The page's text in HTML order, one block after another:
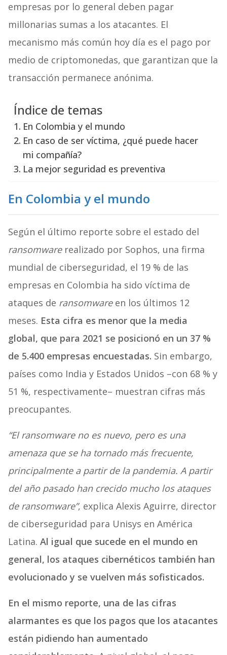
empresas por lo general deben pagar
millonarias sumas a los atacantes. El
mecanismo más común hoy día es el pago por
medio de criptomonedas, que garantizan que la
transacción permanece anónima.
Índice de temas
En Colombia y el mundo
En caso de ser víctima, ¿qué puede hacer
mi compañía?
La mejor seguridad es preventiva
En Colombia y el mundo
Según el último reporte sobre el estado del
ransomwarerealizado por Sophos, una firma
mundial de ciberseguridad, el 19 % de las
empresas en Colombia ha sido víctima de
ataques de ransomwareen los últimos 12
meses. Esta cifra es menor que la media
global, que para 2021 se posicionó en un 37 %
de 5.400 empresas encuestadas. Sin embargo,
países como India y Estados Unidos –con 68 % y
51 %, respectivamente– muestran cifras más
preocupantes.
“El ransomware no es nuevo, pero es una
amenaza que se ha tornado más frecuente,
principalmente a partir de la pandemia. A partir
del año pasado han crecido mucho los ataques
de ransomware”, explica Alexis Aguirre, director
de ciberseguridad para Unisys en América
Latina. Al igual que sucede en el mundo en
general, los ataques cibernéticos también han
evolucionado y se vuelven más sofisticados.
En el mismo reporte, una de las cifras
alarmantes es que los pagos que los atacantes
están pidiendo han aumentado